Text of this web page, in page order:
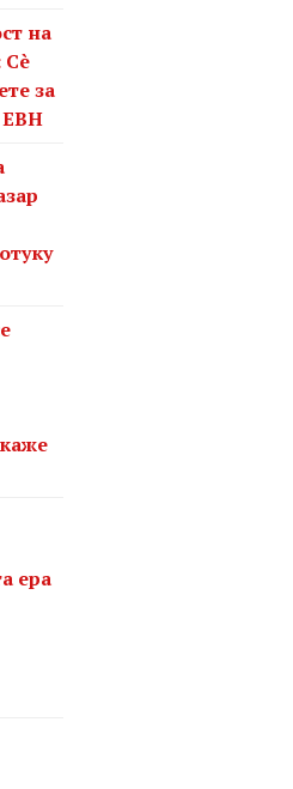
на
Сè
за
ЕВН
ера